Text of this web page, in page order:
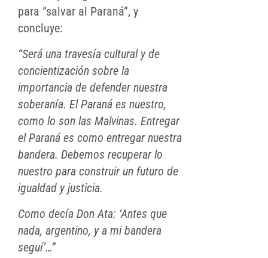
para “salvar al Paraná”, y
concluye:
“Será una travesía cultural y de
concientización sobre la
importancia de defender nuestra
soberanía. El Paraná es nuestro,
como lo son las Malvinas. Entregar
el Paraná es como entregar nuestra
bandera. Debemos recuperar lo
nuestro para construir un futuro de
igualdad y justicia.
Como decía Don Ata: ‘Antes que
nada, argentino, y a mi bandera
seguí’…”